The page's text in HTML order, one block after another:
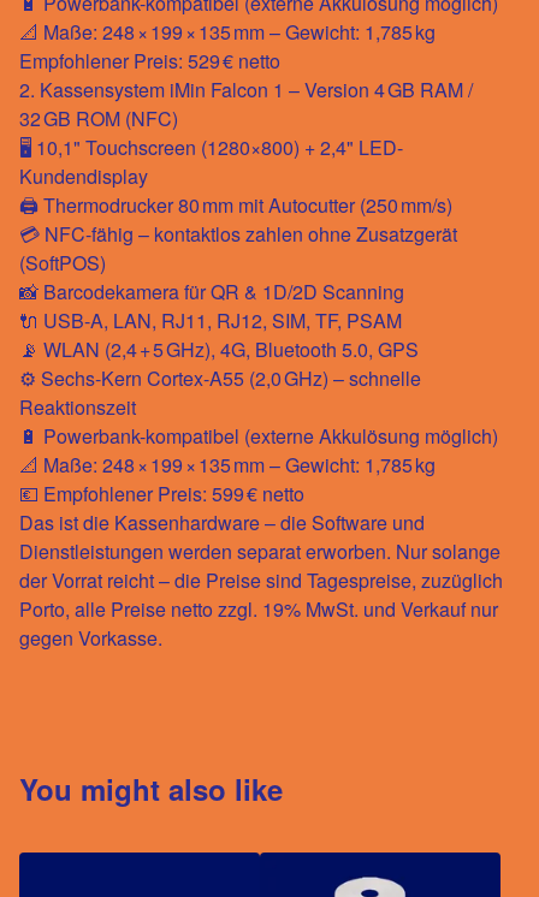
📐 Maße: 248 × 199 × 135 mm – Gewicht: 1,785 kg
Empfohlener Preis: 529 € netto
2. Kassensystem iMin Falcon 1 – Version 4 GB RAM /
32 GB ROM (NFC)
🖥️ 10,1" Touchscreen (1280×800) + 2,4" LED-
Kundendisplay
🖨️ Thermodrucker 80 mm mit Autocutter (250 mm/s)
💳 NFC-fähig – kontaktlos zahlen ohne Zusatzgerät
(SoftPOS)
📸 Barcodekamera für QR & 1D/2D Scanning
🔌 USB-A, LAN, RJ11, RJ12, SIM, TF, PSAM
📡 WLAN (2,4 + 5 GHz), 4G, Bluetooth 5.0, GPS
⚙️ Sechs-Kern Cortex-A55 (2,0 GHz) – schnelle
Reaktionszeit
🔋 Powerbank-kompatibel (externe Akkulösung möglich)
📐 Maße: 248 × 199 × 135 mm – Gewicht: 1,785 kg
💶 Empfohlener Preis: 599 € netto
Das ist die Kassenhardware – die Software und
Dienstleistungen werden separat erworben. Nur solange
der Vorrat reicht – die Preise sind Tagespreise, zuzüglich
Porto, alle Preise netto zzgl. 19% MwSt. und Verkauf nur
gegen Vorkasse.
You might also like